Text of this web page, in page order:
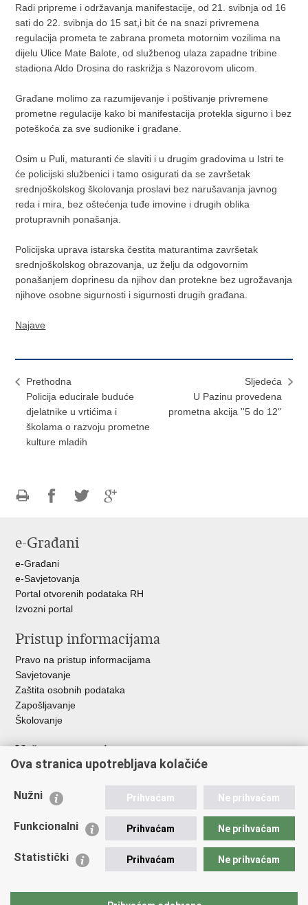
Radi pripreme i održavanja manifestacije, od 21. svibnja od 16
sati do 22. svibnja do 15 sat,i bit će na snazi privremena
regulacija prometa te zabrana prometa motornim vozilima na
dijelu Ulice Mate Balote, od službenog ulaza zapadne tribine
stadiona Aldo Drosina do raskrižja s Nazorovom ulicom.
Građane molimo za razumijevanje i poštivanje privremene
prometne regulacije kako bi manifestacija protekla sigurno i bez
poteškoća za sve sudionike i građane.
Osim u Puli, maturanti će slaviti i u drugim gradovima u Istri te
će policijski službenici i tamo osigurati da se završetak
srednjoškolskog školovanja proslavi bez narušavanja javnog
reda i mira, bez oštećenja tuđe imovine i drugih oblika
protupravnih ponašanja.
Policijska uprava istarska čestita maturantima završetak
srednjoškolskog obrazovanja, uz želju da odgovornim
ponašanjem doprinesu da njihov dan protekne bez ugrožavanja
njihove osobne sigurnosti i sigurnosti drugih građana.
Najave
Prethodna
Policija educirale buduće
djelatnike u vrtićima i
školama o razvoju prometne
kulture mladih
Sljedeća
U Pazinu provedena
prometna akcija ''5 do 12''
FacebookuTwitteru
e-Građani
e-Građani
e-Savjetovanja
Portal otvorenih podataka RH
Izvozni portal
Pristup informacijama
Pravo na pristup informacijama
Savjetovanje
Zaštita osobnih podataka
Zapošljavanje
Školovanje
Važne poveznice
Ministarstvo unutarnjih poslova
Udruge
Policijska akademija
Zaklada policijske solidarnosti
Vučetić"
Ova stranica upotrebljava kolačiće
Nužni Prihvaćam Ne prihvaćam
Funkcionalni Prihvaćam Ne prihvaćam
Statistički Prihvaćam Ne prihvaćam